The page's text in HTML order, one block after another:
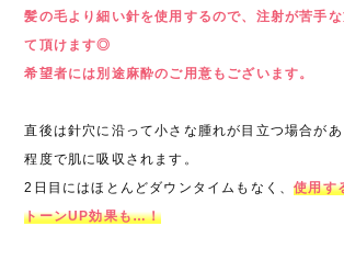
髪の毛より細い針を使用するので、注射が苦手
て頂けます◎
希望者には別途麻酔のご用意もございます。
直後は針穴に沿って小さな腫れが目立つ場合が
程度で肌に吸収されます。
2日目にはほとんどダウンタイムもなく、使用す
トーンUP効果も…！